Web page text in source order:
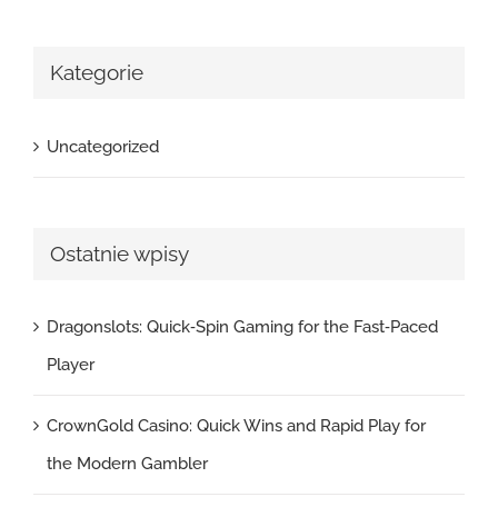
Kategorie
Uncategorized
Ostatnie wpisy
Dragonslots: Quick‑Spin Gaming for the Fast‑Paced
Player
CrownGold Casino: Quick Wins and Rapid Play for
the Modern Gambler